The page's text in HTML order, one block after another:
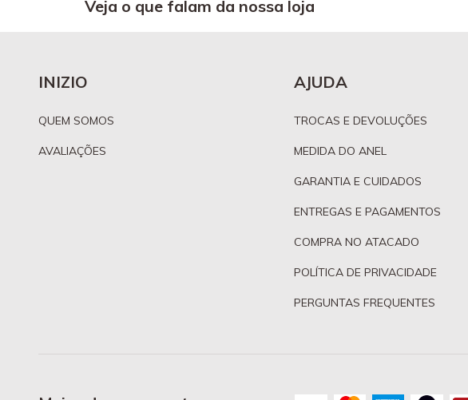
Veja o que falam da nossa loja
INIZIO
QUEM SOMOS
AVALIAÇÕES
AJUDA
TROCAS E DEVOLUÇÕES
MEDIDA DO ANEL
GARANTIA E CUIDADOS
ENTREGAS E PAGAMENTOS
COMPRA NO ATACADO
POLÍTICA DE PRIVACIDADE
PERGUNTAS FREQUENTES